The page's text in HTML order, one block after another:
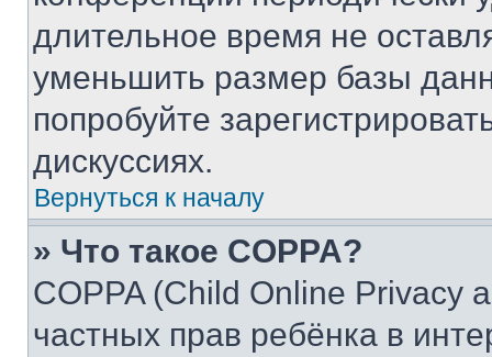
длительное время не
уменьшить размер базы
попробуйте
дискуссиях.
Вернуться к началу
» Что такое COPPA?
COPPA (Child Online Privacy
частных прав ребёнка в